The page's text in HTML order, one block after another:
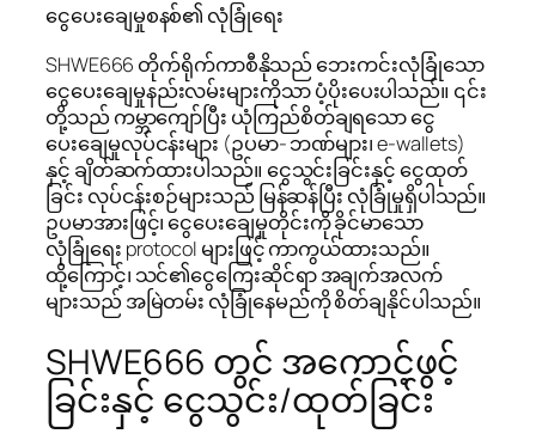
ငွေပေးချေမှုစနစ်၏ လုံခြုံရေး
SHWE666 တိုက်ရိုက်ကာစီနိုသည် ဘေးကင်းလုံခြုံသော
ငွေပေးချေမှုနည်းလမ်းများကိုသာ ပံ့ပိုးပေးပါသည်။ ၎င်း
တို့သည် ကမ္ဘာကျော်ပြီး ယုံကြည်စိတ်ချရသော ငွေ
ပေးချေမှုလုပ်ငန်းများ (ဥပမာ- ဘဏ်များ၊ e-wallets)
နှင့် ချိတ်ဆက်ထားပါသည်။ ငွေသွင်းခြင်းနှင့် ငွေထုတ်
ခြင်း လုပ်ငန်းစဉ်များသည် မြန်ဆန်ပြီး လုံခြုံမှုရှိပါသည်။
ဥပမာအားဖြင့်၊ ငွေပေးချေမှုတိုင်းကို ခိုင်မာသော
လုံခြုံရေး protocol များဖြင့် ကာကွယ်ထားသည်။
ထို့ကြောင့်၊ သင်၏ငွေကြေးဆိုင်ရာ အချက်အလက်
များသည် အမြဲတမ်း လုံခြုံနေမည်ကို စိတ်ချနိုင်ပါသည်။
SHWE666 တွင် အကောင့်ဖွင့်
ခြင်းနှင့် ငွေသွင်း/ထုတ်ခြင်း